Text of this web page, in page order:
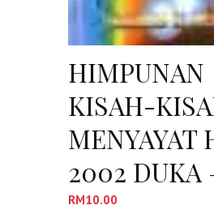
HIMPUNAN
KISAH-
MENYAYAT
2002 DUKA
RM10.00